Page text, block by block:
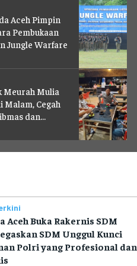
Aceh Pimpin
Pembukaan
Jungle Warfare
Meurah Mulia
Malam, Cegah
dan...
Aceh Buka Rakernis SDM
SDM Unggul Kunci
Polri yang Profesional dan